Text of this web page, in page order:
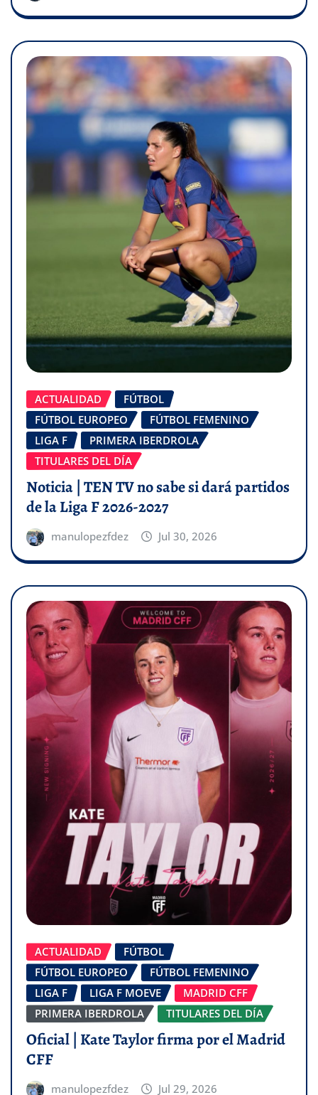
ACTUALIDAD
FÚTBOL
FÚTBOL EUROPEO
FÚTBOL FEMENINO
LIGA F
PRIMERA IBERDROLA
TITULARES DEL DÍA
Noticia | TEN TV no sabe si dará partidos
de la Liga F 2026-2027
manulopezfdez Jul 30, 2026
ACTUALIDAD
FÚTBOL
FÚTBOL EUROPEO
FÚTBOL FEMENINO
LIGA F
LIGA F MOEVE
MADRID CFF
PRIMERA IBERDROLA
TITULARES DEL DÍA
Oficial | Kate Taylor firma por el Madrid
CFF
manulopezfdez Jul 29, 2026